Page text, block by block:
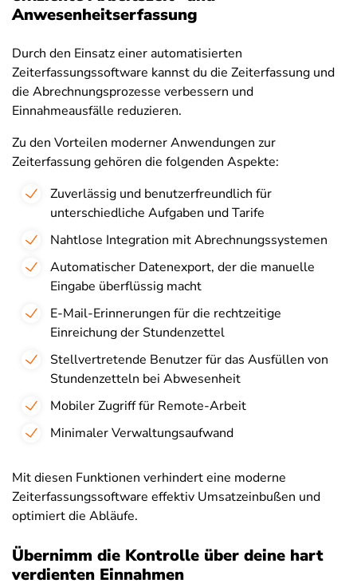
Anwesenheitserfassung
Durch den Einsatz einer automatisierten
Zeiterfassungssoftware kannst du die Zeiterfassung und
die Abrechnungsprozesse verbessern und
Einnahmeausfälle reduzieren.
Zu den Vorteilen moderner Anwendungen zur
Zeiterfassung gehören die folgenden Aspekte:
Zuverlässig und benutzerfreundlich für
unterschiedliche Aufgaben und Tarife
Nahtlose Integration mit Abrechnungssystemen
Automatischer Datenexport, der die manuelle
Eingabe überflüssig macht
E-Mail-Erinnerungen für die rechtzeitige
Einreichung der Stundenzettel
Stellvertretende Benutzer für das Ausfüllen von
Stundenzetteln bei Abwesenheit
Mobiler Zugriff für Remote-Arbeit
Minimaler Verwaltungsaufwand
Mit diesen Funktionen verhindert eine moderne
Zeiterfassungssoftware effektiv Umsatzeinbußen und
optimiert die Abläufe.
Übernimm die Kontrolle über deine hart
verdienten Einnahmen